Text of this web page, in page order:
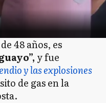
48 años, es
y fue
y las explosiones
de gas en la